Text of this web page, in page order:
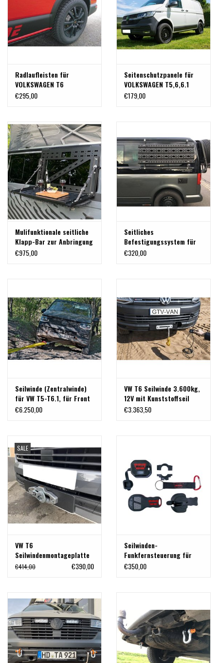
Radlaufleisten für
VOLKSWAGEN T6
€295,00
Seitenschutzpanele für
VOLKSWAGEN T5,6,6.1
€179,00
Mulifunktionale seitliche
Klapp-Bar zur Anbringung
auf Airline-Zurrschienen
€975,00
Seitliches
Befestigungssystem für
den VW T5-T6.1 seitlich
Werkzeug, u.v.m.
€320,00
Seilwinde (Zentralwinde)
für VW T5-T6.1, für Front
u. Heckeinsatz, inkl. WARN
€6.250,00
VW T6 Seilwinde 3.600kg,
12V mit Kunststoffseil
€3.363,50
SALE
VW T6
Seilwindenmontageplatte
integriert in die originale
€414,00 €390,00
Seilwinden-
Funkfernsteuerung für
SEIKEL Winde
€350,00